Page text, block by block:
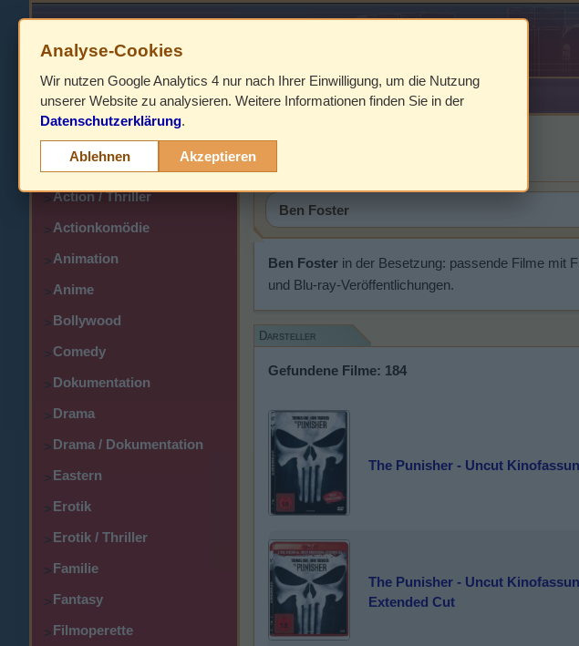
HOME
>
> Action
>Action / Thriller
>Actionkomödie
>Animation
>Anime
>Bollywood
>Comedy
>Dokumentation
>Drama
>Drama / Dokumentation
>Eastern
>Erotik
>Erotik / Thriller
>Familie
>Fantasy
>Filmoperette
Ben Foster
Ben Foster in der Besetzung: passende Filme mit
und Blu-ray-Veröffentlichungen.
Darsteller
Gefundene Filme: 184
The Punisher - Uncut
The Punisher - Uncut
Extended Cut
Analyse-Cookies
Wir nutzen Google Analytics 4 nur nach Ihrer Einwilligung, um die Nutzung
unserer Website zu analysieren. Weitere Informationen finden Sie in der
Datenschutzerklärung.
Ablehnen Akzeptieren